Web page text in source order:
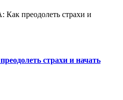
страхи и начать